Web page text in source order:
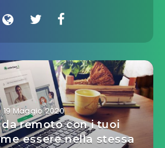
19 Maggio 2020
da remoto con i tuoi
essere nella stessa